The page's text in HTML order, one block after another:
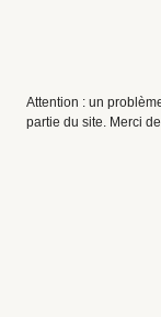
Attention : un
partie du site. Merci